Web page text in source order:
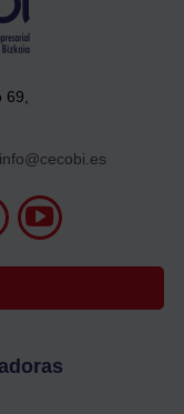
69,
info@cecobi.es